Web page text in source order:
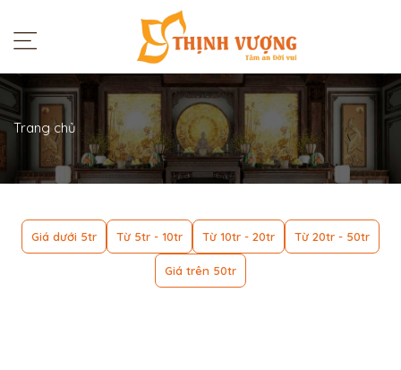
Trang chủ
Giá dưới 5tr Từ 5tr - 10tr Từ 10tr - 20tr Từ 20tr - 50tr
Giá trên 50tr